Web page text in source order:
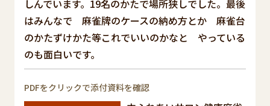
しんでいます。19名のかたで場所狭しでした。最後
はみんなで 麻雀牌のケースの納め方とか 麻雀台
のかたずけかた等これでいいのかなと やっている
のも面白いです。
PDFをクリックで添付資料を確認